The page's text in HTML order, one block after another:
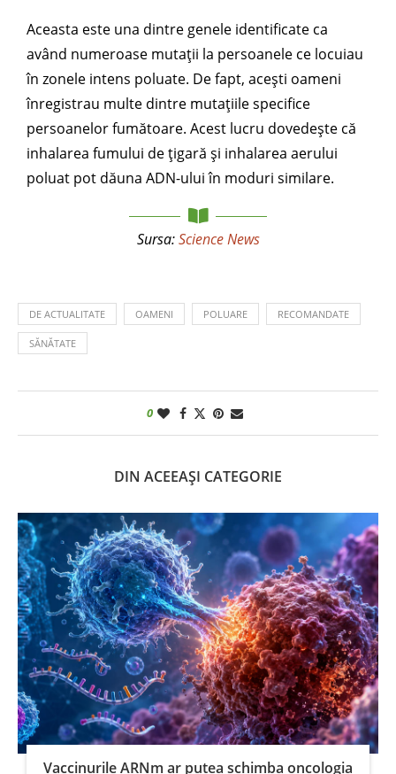
Aceasta este una dintre genele identificate ca
având numeroase mutații la persoanele ce locuiau
în zonele intens poluate. De fapt, acești oameni
înregistrau multe dintre mutațiile specifice
persoanelor fumătoare. Acest lucru dovedește că
inhalarea fumului de țigară și inhalarea aerului
poluat pot dăuna ADN-ului în moduri similare.
Sursa:Science News
DE ACTUALITATE OAMENI POLUARE RECOMANDATE
SĂNĂTATE
0
DIN ACEEAȘI CATEGORIE
Vaccinurile ARNm ar putea schimba oncologia